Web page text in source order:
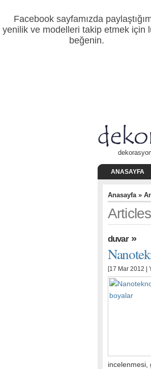
Facebook sayfamızda
yenilik ve modelleri takip etmek için
beğenin.
ANASAYFA
Anasayfa»
duvar»
[17 Mar 2012 |
incelenmesi,